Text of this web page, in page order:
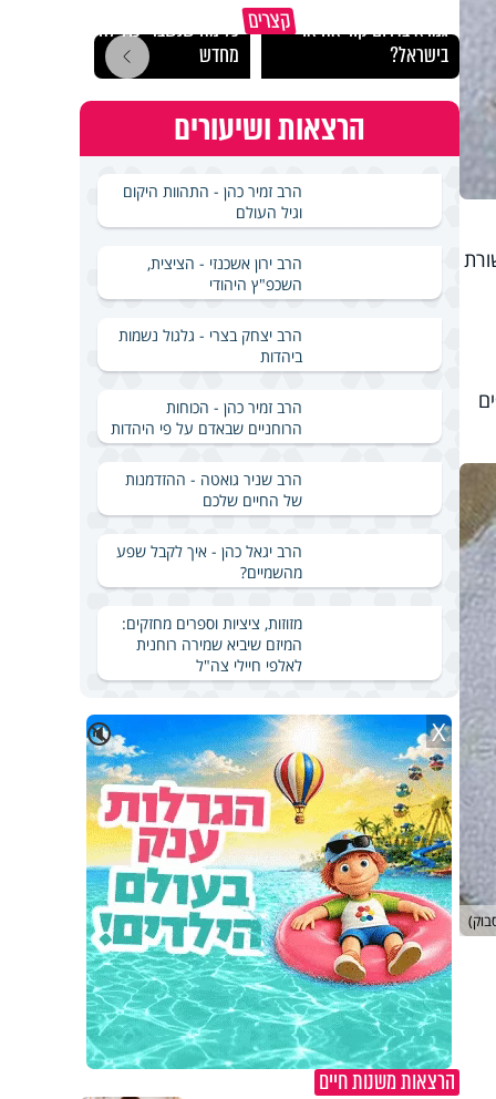
קצרים גמרא בדרום קוריאה או
בישראל?
כל מה שנשבר יכול להיבנות
מחדש
הרצאות ושיעורים
הרב זמיר כהן - התהוות היקום
וגיל העולם
הרב ירון אשכנזי - הציצית,
השכפ"ץ היהודי
הרב יצחק בצרי - גלגול נשמות
ביהדות
הרב זמיר כהן - הכוחות
הרוחניים שבאדם על פי היהדות
הרב שניר גואטה - ההזדמנות
של החיים שלכם
הרב יגאל כהן - איך לקבל שפע
מהשמיים?
מזוזות, ציציות וספרים מחזקים:
המיזם שיביא שמירה רוחנית
לאלפי חיילי צה"ל
🔇 X
הרצאות משנות חיים